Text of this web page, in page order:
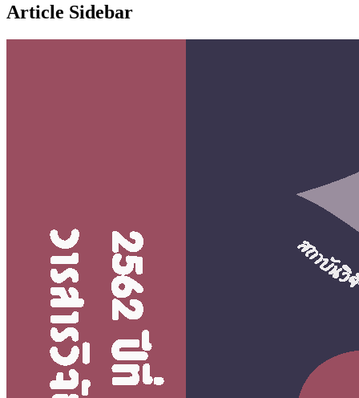
Article Sidebar